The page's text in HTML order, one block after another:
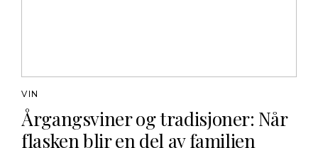
Årgangsviner og tradisjoner: Når
flasken blir en del av familien
VIN